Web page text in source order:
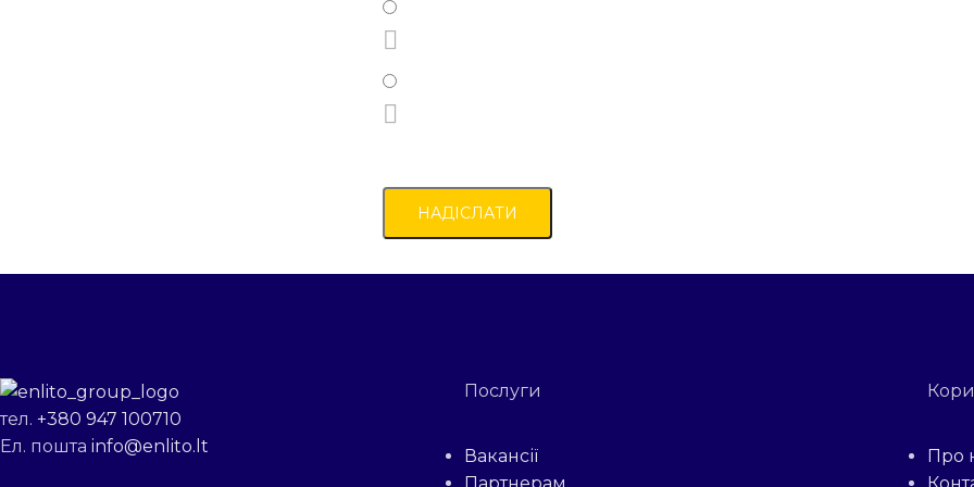
тел. +380 947 100710
Ел. пошта info@enlito.lt
Послуги
Вакансії
Про